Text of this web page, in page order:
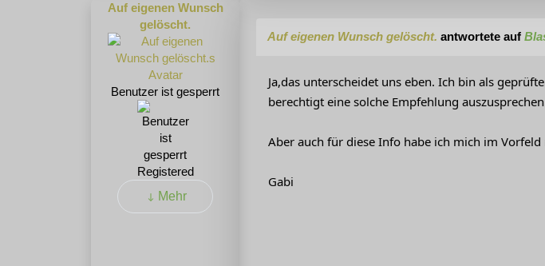
Auf eigenen Wunsch
gelöscht.
Benutzer ist gesperrt
Registered
Mehr
Auf eigenen Wunsch gelöscht. antwortete auf
Ja,das unterscheidet uns eben. Ich bin als
berechtigt eine solche Empfehlung
Aber auch für diese Info habe ich mich im
Gabi